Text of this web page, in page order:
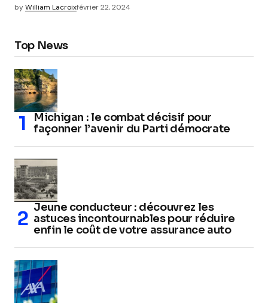
byWilliam Lacroixfévrier 22, 2024
Top News
Michigan : le combat décisif pour
façonner l’avenir du Parti démocrate
Jeune conducteur : découvrez les
astuces incontournables pour réduire
enfin le coût de votre assurance auto